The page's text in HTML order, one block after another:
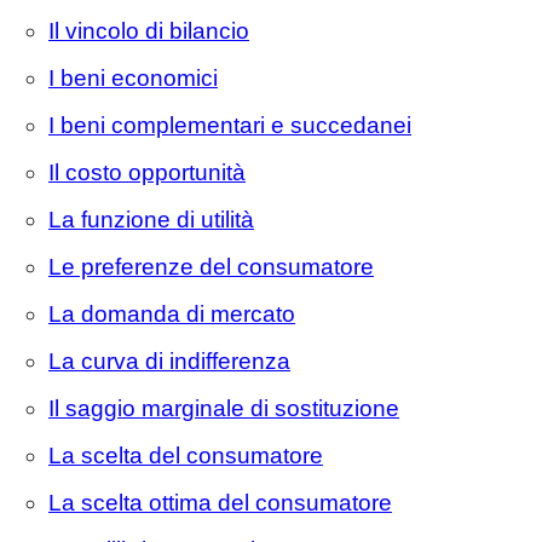
Il vincolo di bilancio
I beni economici
I beni complementari e succedanei
Il costo opportunità
La funzione di utilità
Le preferenze del consumatore
La domanda di mercato
La curva di indifferenza
Il saggio marginale di sostituzione
La scelta del consumatore
La scelta ottima del consumatore